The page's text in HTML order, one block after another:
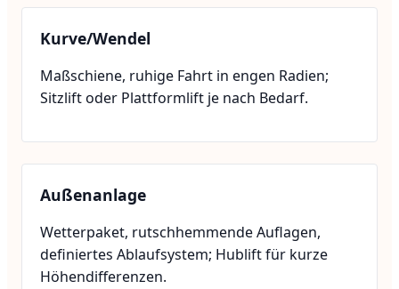
Kurve/Wendel
Maßschiene, ruhige Fahrt in engen Radien;
Sitzlift oder Plattformlift je nach Bedarf.
Außenanlage
Wetterpaket, rutschhemmende Auflagen,
definiertes Ablaufsystem; Hublift für kurze
Höhendifferenzen.